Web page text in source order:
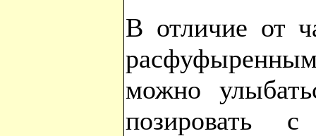
В отличие от
можно
позировать